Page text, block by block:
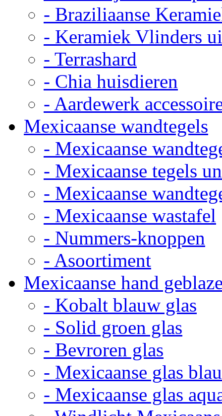
- Braziliaanse
- Keramiek Vlinders
- Terrashard
- Chia huisdieren
- Aardewerk
Mexicaanse wandtegels
- Mexicaanse
- Mexicaanse tegels
- Mexicaanse
- Mexicaanse wastafel
- Nummers-knoppen
- Asoortiment
Mexicaanse hand
- Kobalt blauw glas
- Solid groen glas
- Bevroren glas
- Mexicaanse glas
- Mexicaanse glas